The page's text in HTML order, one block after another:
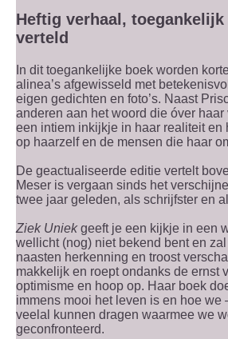
Heftig verhaal,
verteld
In dit toegankelijke boek worden
alinea’s afgewisseld met
eigen gedichten en foto’s. Naast
anderen aan het woord die óver
een intiem inkijkje in haar realiteit en
op haarzelf en de mensen die haar
De geactualiseerde editie vertelt
Meser is vergaan sinds het
twee jaar geleden, als schrijfster en
Ziek Uniekgeeft je een kijkje in een
wellicht (nog) niet bekend bent en
naasten herkenning en troost
makkelijk en roept ondanks de ernst
optimisme en hoop op. Haar boek
immens mooi het leven is en hoe we
veelal kunnen dragen waarmee we
geconfronteerd.